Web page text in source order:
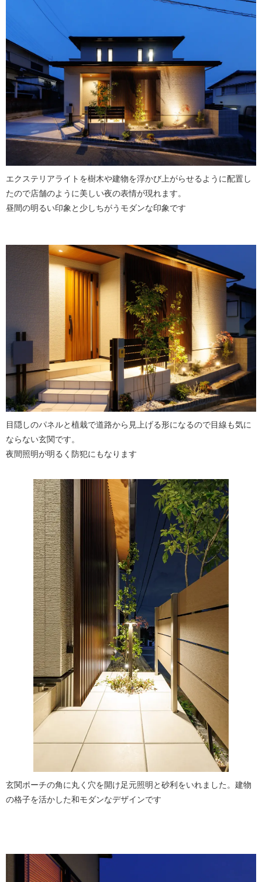
エクステリアライトを樹木や建物を浮かび上がらせるように配置し
たので店舗のように美しい夜の表情が現れます。
昼間の明るい印象と少しちがうモダンな印象です
目隠しのパネルと植栽で道路から見上げる形になるので目線も気に
ならない玄関です。
夜間照明が明るく防犯にもなります
玄関ポーチの角に丸く穴を開け足元照明と砂利をいれました。建物
の格子を活かした和モダンなデザインです